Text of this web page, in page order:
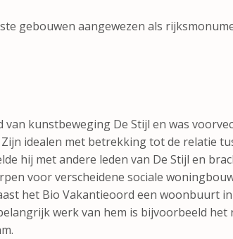
gebouwen aangewezen als
van kunstbeweging De Stijl en was
idealen met betrekking tot de relatie
hij met andere leden van De Stijl en
voor verscheidene sociale
het Bio Vakantieoord een woonbuurt
werk van hem is bijvoorbeeld